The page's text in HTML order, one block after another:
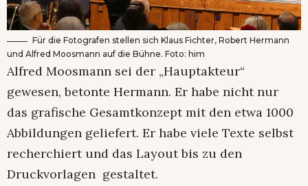
Für die Fotografen stellen sich Klaus Fichter, Robert Hermann
und Alfred Moosmann auf die Bühne. Foto: him
Alfred Moosmann sei der „Hauptakteur“
gewesen, betonte Hermann. Er habe nicht nur
das grafische Gesamtkonzept mit den etwa 1000
Abbildungen geliefert. Er habe viele Texte selbst
recherchiert und das Layout bis zu den
Druckvorlagen gestaltet.